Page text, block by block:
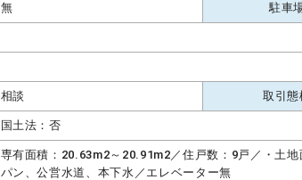
無 駐車
相談 取引態
国土法：否
専有面積：20.63m2～20.91m2／住戸数：9戸／・土
パン、公営水道、本下水／エレベーター無